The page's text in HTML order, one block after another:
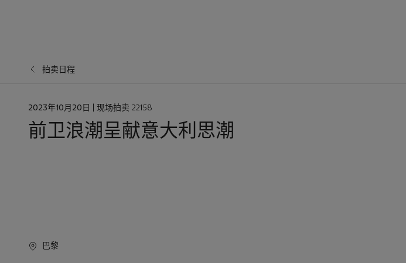
拍卖日程
日
2023年10月20日 | 现场拍卖 22158
前卫浪潮呈献意大利思潮
巴黎